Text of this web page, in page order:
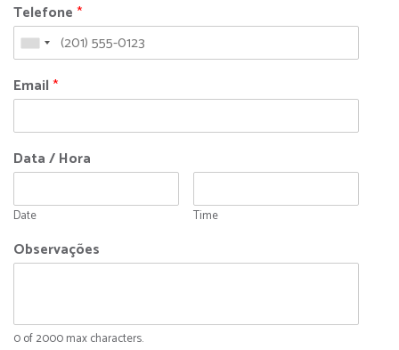
Telefone*
Email*
Data / Hora
Date Time
Observações
0 of 2000 max characters.